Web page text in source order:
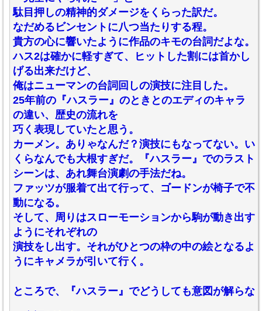
駄目押しの精神的ダメージをくらった訳だ。
なだめるビンセントに八つ当たりする程。
貴方の心に響いたように作品のキモの台詞だよな。
ハス2は確かに軽すぎて、ヒットした割には首かし
げる出来だけど、
俺はニューマンの台詞回しの演技に注目した。
25年前の『ハスラー』のときとのエディのキャラ
の違い、歴史の流れを
巧く表現していたと思う。
カーメン。ありゃなんだ？演技にもなってない。い
くらなんでも大根すぎだ。『ハスラー』でのラスト
シーンは、あれ舞台演劇の手法だね。
ファッツが服着て出て行って、ゴードンが椅子で不
動になる。
そして、周りはスローモーションから駒が動き出す
ようにそれぞれの
演技をし出す。それがひとつの枠の中の絵となるよ
うにキャメラが引いて行く。
ところで、『ハスラー』でどうしても意図が解らな